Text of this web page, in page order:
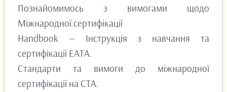
Познайомимось з вимогами щодо
Міжнародної сертифікації
Handbook — Інструкція з навчання та
сертифікації ЕАТА.
Стандарти та вимоги до міжнародної
сертифікації на СТА.